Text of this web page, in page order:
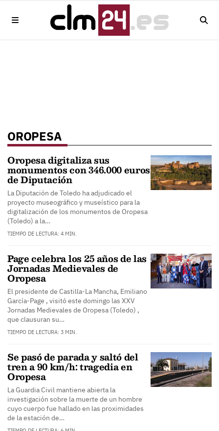
OROPESA
Oropesa digitaliza sus
monumentos con 346.000 euros
de Diputación
La Diputación de Toledo ha adjudicado el
proyecto museográfico y museístico para la
digitalización de los monumentos de Oropesa
(Toledo) a la…
TIEMPO DE LECTURA: 4 MIN.
Page celebra los 25 años de las
Jornadas Medievales de
Oropesa
El presidente de Castilla-La Mancha, Emiliano
García-Page , visitó este domingo las XXV
Jornadas Medievales de Oropesa (Toledo) ,
que clausuran su…
TIEMPO DE LECTURA: 3 MIN.
Se pasó de parada y saltó del
tren a 90 km/h: tragedia en
Oropesa
La Guardia Civil mantiene abierta la
investigación sobre la muerte de un hombre
cuyo cuerpo fue hallado en las proximidades
de la estación de…